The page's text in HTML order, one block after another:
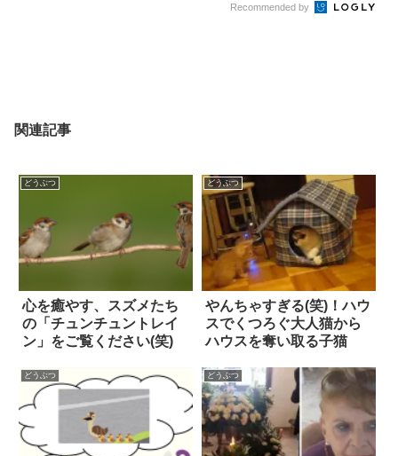
Recommended by
関連記事
どうぶつ
心を癒やす、スズメたち
の「チュンチュントレイ
ン」をご覧ください(笑)
どうぶつ
やんちゃすぎる(笑)！ハウ
スでくつろぐ大人猫から
ハウスを奪い取る子猫
どうぶつ どうぶつ